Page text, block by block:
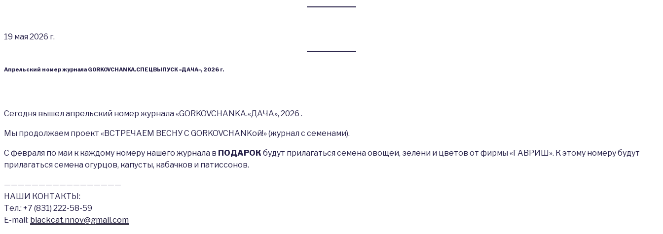
19 мая 2026 г.
Апрельский номер журнала GORKOVCHANKA.СПЕЦВЫПУСК «ДАЧА», 2026 г.
Сегодня вышел апрельский номер журнала «GORKOVCHANKA.«ДАЧА», 2026 .
Мы продолжаем проект «ВСТРЕЧАЕМ ВЕСНУ С GORKOVCHANKой!» (журнал с семенами).
С февраля по май к каждому номеру нашего журнала в ПОДАРОК будут прилагаться семена овощей, зелени и цветов от фирмы «ГАВРИШ». К этому номеру будут
прилагаться семена огурцов, капусты, кабачков и патиссонов.
—————————————————
НАШИ КОНТАКТЫ:
Тел.: +7 (831) 222-58-59
Е-mail: blackcat.nnov@gmail.com